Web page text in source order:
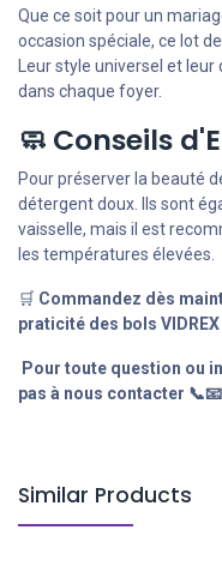
Que ce soit pour un
occasion spéciale, ce lot
Leur style universel et
dans chaque foyer.
🧼 Conseils
Pour préserver la beauté
détergent doux. Ils sont
vaisselle, mais il est
les températures élevées.
🛒 Commandez dès
praticité des bols
Pour toute question ou
pas à nous contacter
Similar Products